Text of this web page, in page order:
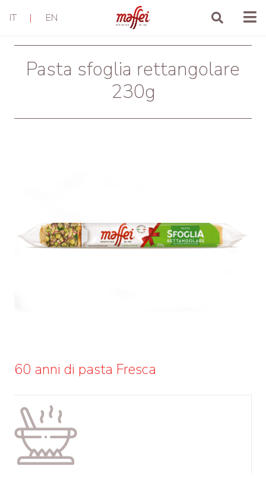
IT | EN
Pasta sfoglia rettangolare
230g
60 anni di pasta Fresca